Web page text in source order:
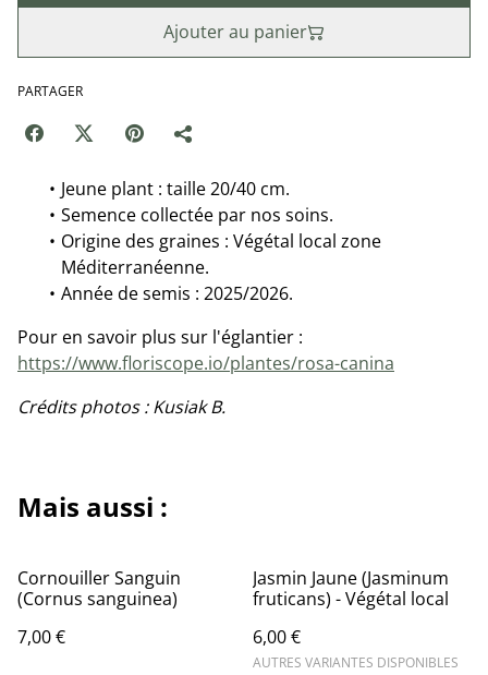
Ajouter au panier
PARTAGER
Jeune plant : taille 20/40 cm.
Semence collectée par nos soins.
Origine des graines : Végétal local zone
Méditerranéenne.
Année de semis : 2025/2026.
Pour en savoir plus sur l'églantier :
https://www.floriscope.io/plantes/rosa-canina
Crédits photos : Kusiak B.
Mais aussi :
Cornouiller Sanguin
(Cornus sanguinea)
7,00 €
Jasmin Jaune (Jasminum
fruticans) - Végétal local
6,00 €
AUTRES VARIANTES DISPONIBLES